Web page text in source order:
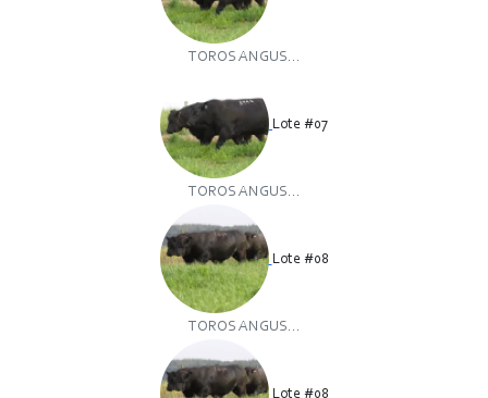
TOROS ANGUS...
Lote #07
TOROS ANGUS...
Lote #08
TOROS ANGUS...
Lote #08